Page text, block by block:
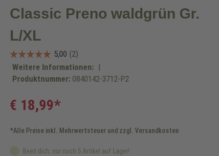
Classic Preno waldgrün Gr.
L/XL
Weitere Informationen: |
Produktnummer: 0840142-3712-P2
€ 18,99*
*Alle Preise inkl. Mehrwertsteuer und zzgl. Versandkosten
Beeil dich, nur noch 5 Artikel auf Lager!